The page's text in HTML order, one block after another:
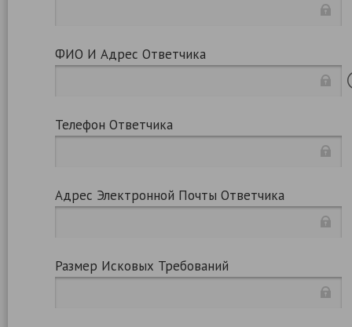
ФИО И Адрес Ответчика
Телефон Ответчика
Адрес Электронной Почты Ответчика
Размер Исковых Требований